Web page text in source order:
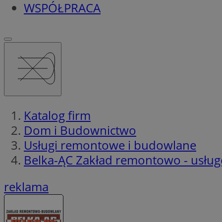
WSPÓŁPRACA
Katalog firm
Dom i Budownictwo
Usługi remontowe i budowlane
Belka-ĄC Zakład remontowo -
reklama